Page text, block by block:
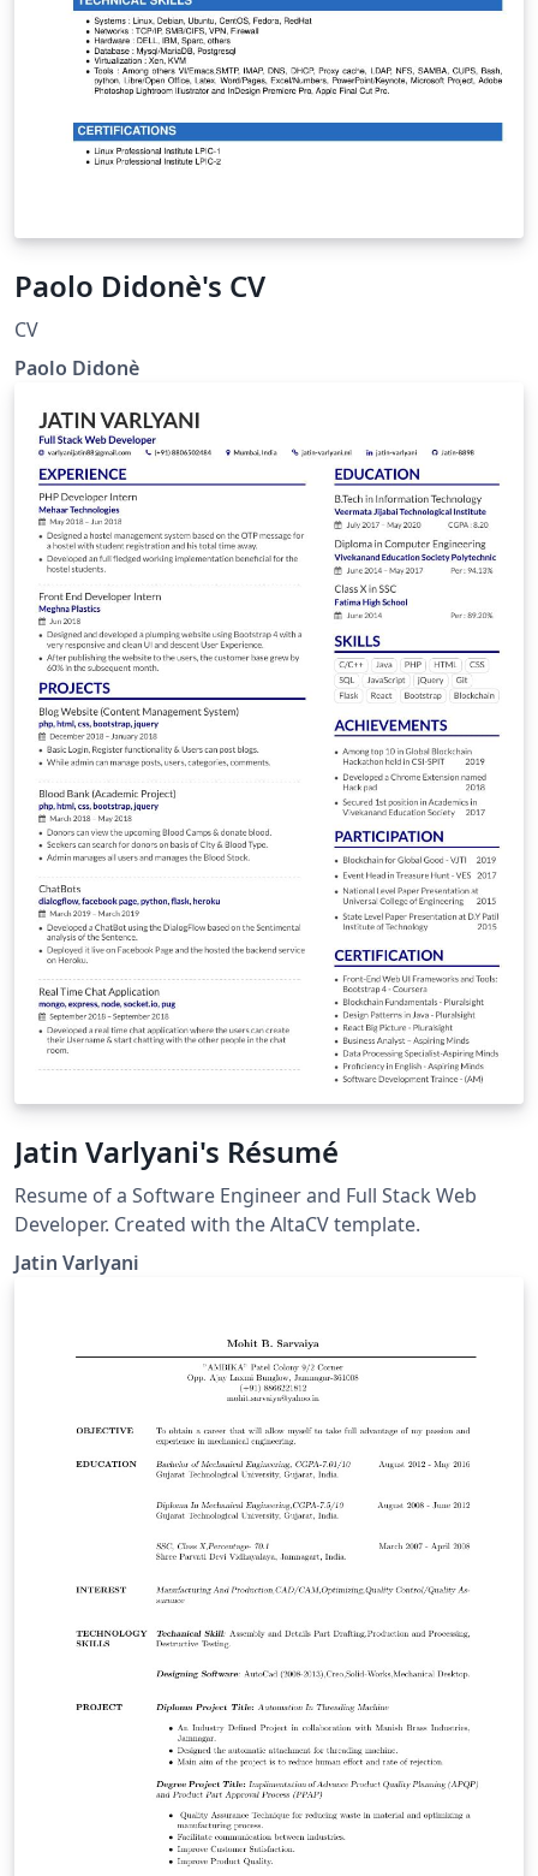
Paolo Didonè's CV
CV
Paolo Didonè
Jatin Varlyani's Résumé
Resume of a Software Engineer and Full Stack Web
Developer. Created with the AltaCV template.
Jatin Varlyani